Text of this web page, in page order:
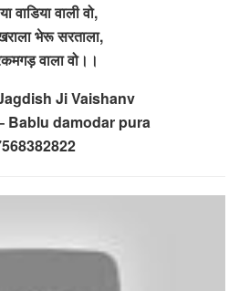
वाडिया वाली वो,
भेरू सरताला,
वाला वो।।
Ji Vaishanv
Bablu damodar pura